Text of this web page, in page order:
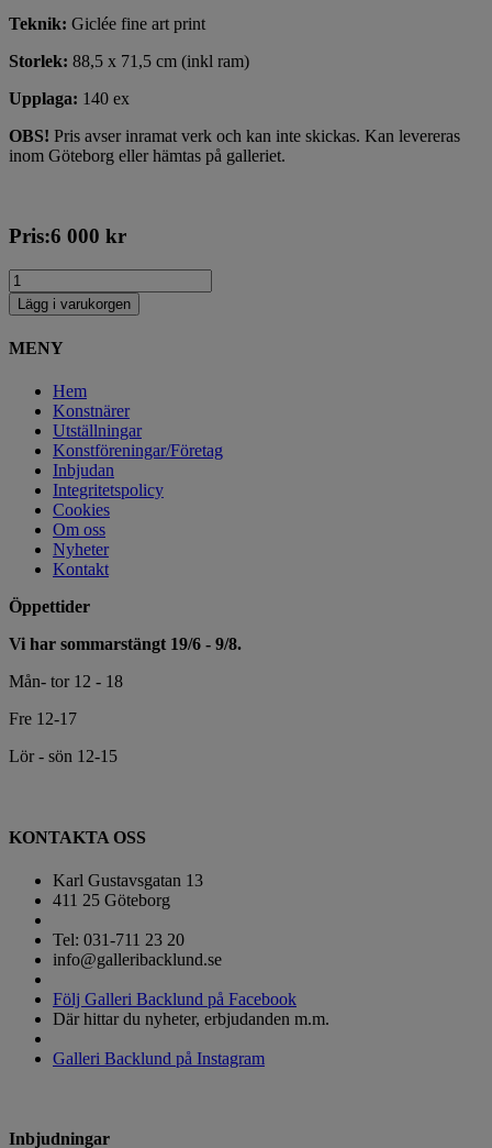
Teknik: Giclée fine art print
Storlek: 88,5 x 71,5 cm (inkl ram)
Upplaga: 140 ex
OBS! Pris avser inramat verk och kan inte skickas. Kan levereras
inom Göteborg eller hämtas på galleriet.
Pris:6 000 kr
Lägg i varukorgen
MENY
Hem
Konstnärer
Utställningar
Konstföreningar/Företag
Inbjudan
Integritetspolicy
Cookies
Om oss
Nyheter
Kontakt
Öppettider
Vi har sommarstängt 19/6 - 9/8.
Mån- tor 12 - 18
Fre 12-17
Lör - sön 12-15
KONTAKTA OSS
Karl Gustavsgatan 13
411 25 Göteborg
Tel: 031-711 23 20
info@galleribacklund.se
Följ Galleri Backlund på Facebook
Där hittar du nyheter, erbjudanden m.m.
Galleri Backlund på Instagram
Inbjudningar